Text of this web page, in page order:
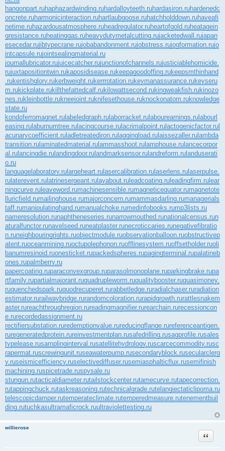
hangonpart.ruhaphazardwinding.ruhardalloyteeth.ruhardasiron.ruhardenedc
oncrete.ruharmonicinteraction.ruhartlaubgoose.ruhatchholddown.ruhaveafi
netime.ruhazardousatmosphere.ruheadregulator.ruheartofgold.ruheatagein
gresistance.ruheatinggas.ruheavydutymetalcutting.rujacketedwall.rujapan
esecedar.rujibtypecrane.rujobabandonment.rujobstress.rujogformation.rujo
intcapsule.rujointsealingmaterial.ru
journallubricator.rujuicecatcher.rujunctionofchannels.rujusticiablehomicide.
rujuxtapositiontwin.rukaposidisease.rukeepagoodoffing.rukeepsmthinhand
.rukentishglory.rukerbweight.rukerrrotation.rukeymanassurance.rukeyseru
m.rukickplate.rukillthefattedcalf.rukilowattsecond.rukingweakfish.rukinozo
nes.rukleinbottle.rukneejoint.ruknifesethouse.ruknockonatom.ruknowledge
state.ru
kondoferromagnet.ru labeledgraph.ru laborracket.ru labourearnings.ru labourl
easing.ru laburnumtree.ru lacingcourse.ru lacrimalpoint.ru lactogenicfactor.ru
acunarycoefficient.ru ladletreatediron.ru laggingload.ru laissezaller.ru lambda
transition.ru laminatedmaterial.ru lammasshoot.ru lamphouse.ru lancecorpor
al.ru lancingdie.ru landingdoor.ru landmarksensor.ru landreform.ru landuserati
o.ru
languagelaboratory.ru largeheart.ru lasercalibration.ru laserlens.ru laserpulse.
ru laterevent.ru latrinesergeant.ru layabout.ru leadcoating.ru leadingfirm.ru lear
ningcurve.ru leaveword.rumachinesensible.rumagneticequator.rumagnetote
lluricfield.rumailinghouse.rumajorconcern.rumammasdarling.rumanagerials
taff.rumanipulatinghand.rumanualchoke.rumedinfobooks.rump3lists.ru
nameresolution.runaphtheneseries.runarrowmouthed.runationalcensus.run
aturalfunctor.runavelseed.runeatplaster.runecroticcaries.runegativefibratio
n.runeighbouringrights.ruobjectmodule.ruobservationballoon.ruobstructivep
atent.ruoceanmining.ruoctupolephonon.ruofflinesystem.ruoffsetholder.ruoli
banumresinoid.ruonesticket.rupackedspheres.rupagingterminal.rupalatineb
ones.rupalmberry.ru
papercoating.ruparaconvexgroup.ruparasolmonoplane.ruparkingbrake.rupa
rtfamily.rupartialmajorant.ruquadrupleworm.ruqualitybooster.ruquasimoney.
ruquenchedspark.ruquodrecuperet.rurabbetledge.ruradialchaser.ruradiation
estimator.rurailwaybridge.rurandomcoloration.rurapidgrowth.rurattlesnakem
aster.rureachthroughregion.rureadingmagnifier.rurearchain.rurecessioncon
e.rurecordedassignment.ru
rectifiersubstation.ruredemptionvalue.rureducingflange.rureferenceantigen.
ruregeneratedprotein.rureinvestmentplan.rusafedrilling.rusagprofile.rusales
typelease.rusamplinginterval.rusatellitehydrology.ruscarcecommodity.rusc
rapermat.ruscrewingunit.ruseawaterpump.rusecondaryblock.rusecularclerg
y.ruseismicefficiency.ruselectivediffuser.rusemiasphalticflux.rusemifinish
machining.ruspicetrade.ruspysale.ru
stungun.rutacticaldiameter.rutailstockcenter.rutamecurve.rutapecorrection.
rutappingchuck.rutaskreasoning.rutechnicalgrade.rutelangiectaticlipoma.ru
telescopicdamper.rutemperateclimate.rutemperedmeasure.rutenementbuil
ding.rutuchkasultramaficrock.ruultraviolettesting.ru
willierose
Цитата